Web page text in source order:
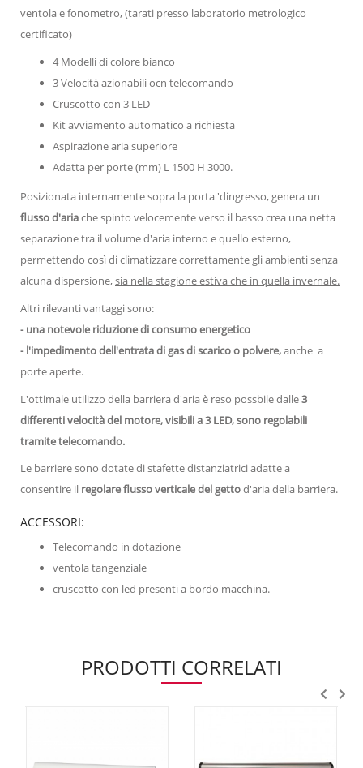
ventola e fonometro, (tarati presso laboratorio metrologico
certificato)
4 Modelli di colore bianco
3 Velocità azionabili ocn telecomando
Cruscotto con 3 LED
Kit avviamento automatico a richiesta
Aspirazione aria superiore
Adatta per porte (mm) L 1500 H 3000.
Posizionata internamente sopra la porta 'dingresso, genera un
flusso d'ariache spinto velocemente verso il basso crea una netta
separazione tra il volume d'aria interno e quello esterno,
permettendo così di climatizzare correttamente gli ambienti senza
alcuna dispersione,sia nella stagione estiva che in quella invernale.
Altri rilevanti vantaggi sono:
- una notevole riduzione di consumo energetico
- l'impedimento dell'entrata di gas di scarico o polvere,anche a
porte aperte.
L'ottimale utilizzo della barriera d'aria è reso possbile dalle3
differenti velocità del motore, visibili a 3 LED, sono regolabili
tramite telecomando.
Le barriere sono dotate di stafette distanziatrici adatte a
consentire il regolare flusso verticale del gettod'aria della barriera.
ACCESSORI:
Telecomando in dotazione
ventola tangenziale
cruscotto con led presenti a bordo macchina.
PRODOTTI CORRELATI